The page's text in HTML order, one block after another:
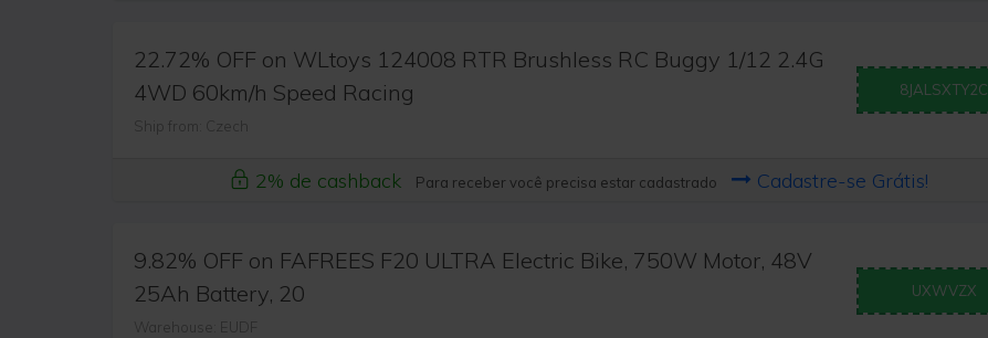
22.72% OFF on WLtoys 124008 RTR Brushless RC Buggy 1/12 2.4G
4WD 60km/h Speed Racing
Ship from: Czech
8JALSXTY2C
2% de cashback Para receber você precisa estar cadastrado Cadastre-se Grátis!
9.82% OFF on FAFREES F20 ULTRA Electric Bike, 750W Motor, 48V
25Ah Battery, 20
Warehouse: EUDF
UXWVZX